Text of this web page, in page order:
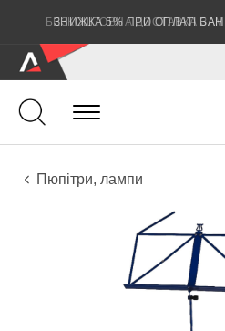
ЗНИЖКА 5% ПРИ ОПЛАТІ
Ударні
Тарілки
Аксесуари
Пюпітри, лампи